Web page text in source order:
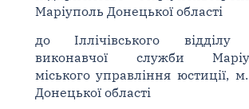
Маріуполь Донецької області
до Іллічівського відділу
виконавчої служби
міського управління юстиції,
Донецької області